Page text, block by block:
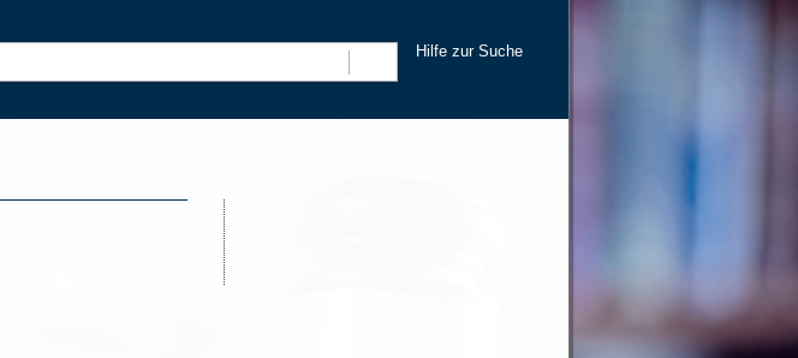
Hilfe zur Suche